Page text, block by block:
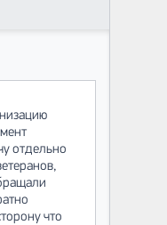
отдельно
что